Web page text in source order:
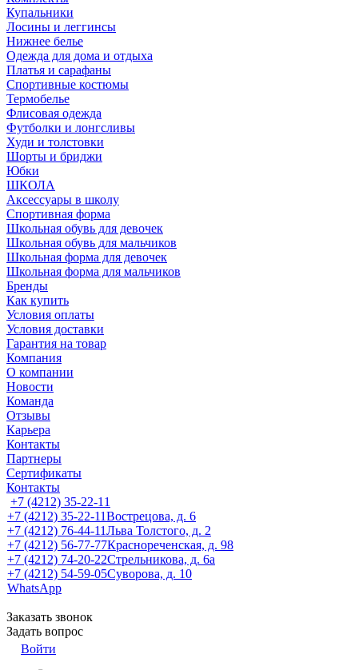
Купальники
Лосины и леггинсы
Нижнее белье
Одежда для дома и отдыха
Платья и сарафаны
Спортивные костюмы
Термобелье
Флисовая одежда
Футболки и лонгсливы
Худи и толстовки
Шорты и бриджи
Юбки
ШКОЛА
Аксессуары в школу
Спортивная форма
Школьная обувь для девочек
Школьная обувь для мальчиков
Школьная форма для девочек
Школьная форма для мальчиков
Бренды
Как купить
Условия оплаты
Условия доставки
Гарантия на товар
Компания
О компании
Новости
Команда
Отзывы
Карьера
Контакты
Партнеры
Сертификаты
Контакты
+7 (4212) 35-22-11
+7 (4212) 35-22-11Вострецова, д. 6
+7 (4212) 76-44-11Льва Толстого, д. 2
+7 (4212) 56-77-77Краснореченская, д. 98
+7 (4212) 74-20-22Стрельникова, д. 6а
+7 (4212) 54-59-05Суворова, д. 10
WhatsApp
Заказать звонок
Задать вопрос
Войти